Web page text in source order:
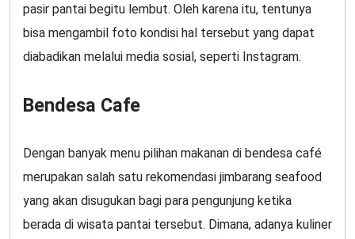
pasir pantai begitu lembut. Oleh karena itu, tentunya
bisa mengambil foto kondisi hal tersebut yang dapat
diabadikan melalui media sosial, seperti Instagram.
Bendesa Cafe
Dengan banyak menu pilihan makanan di bendesa café
merupakan salah satu rekomendasi jimbarang seafood
yang akan disugukan bagi para pengunjung ketika
berada di wisata pantai tersebut. Dimana, adanya kuliner